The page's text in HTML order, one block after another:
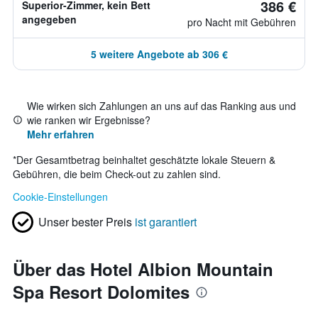
Superior-Zimmer, kein Bett
angegeben
386 €
pro Nacht mit Gebühren
5 weitere Angebote ab 306 €
Wie wirken sich Zahlungen an uns auf das Ranking aus und
wie ranken wir Ergebnisse?
Mehr erfahren
*Der Gesamtbetrag beinhaltet geschätzte lokale Steuern &
Gebühren, die beim Check-out zu zahlen sind.
Cookie-Einstellungen
Unser bester Preis ist garantiert
Über das Hotel Albion Mountain
Spa Resort Dolomites